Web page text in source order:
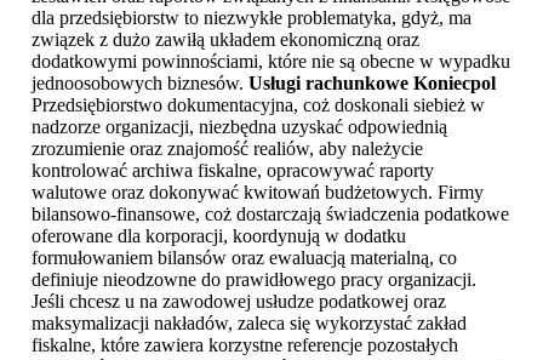
dla przedsiębiorstw to niezwykłe problematyka, gdyż, ma
związek z dużo zawiłą układem ekonomiczną oraz
dodatkowymi powinnościami, które nie są obecne w wypadku
jednoosobowych biznesów. Usługi rachunkowe Koniecpol
Przedsiębiorstwo dokumentacyjna, coż doskonali siebież w
nadzorze organizacji, niezbędna uzyskać odpowiednią
zrozumienie oraz znajomość realiów, aby należycie
kontrolować archiwa fiskalne, opracowywać raporty
walutowe oraz dokonywać kwitowań budżetowych. Firmy
bilansowo-finansowe, coż dostarczają świadczenia podatkowe
oferowane dla korporacji, koordynują w dodatku
formułowaniem bilansów oraz ewaluacją materialną, co
definiuje nieodzowne do prawidłowego pracy organizacji.
Jeśli chcesz u na zawodowej usłudze podatkowej oraz
maksymalizacji nakładów, zaleca się wykorzystać zakład
fiskalne, które zawiera korzystne referencje pozostałych